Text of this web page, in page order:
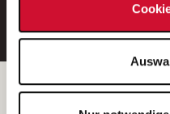
E-Mail-
Betreiber der Webseite